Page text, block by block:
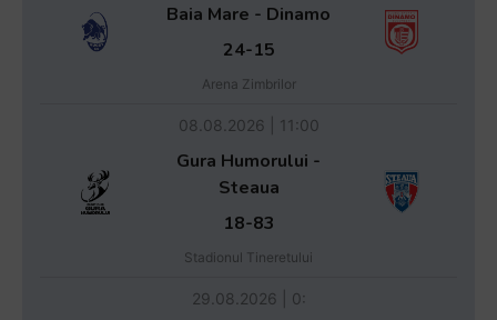
Baia Mare - Dinamo
24-15
Arena Zimbrilor
08.08.2026 | 11:00
Gura Humorului -
Steaua
18-83
Stadionul Tineretului
29.08.2026 | 0: